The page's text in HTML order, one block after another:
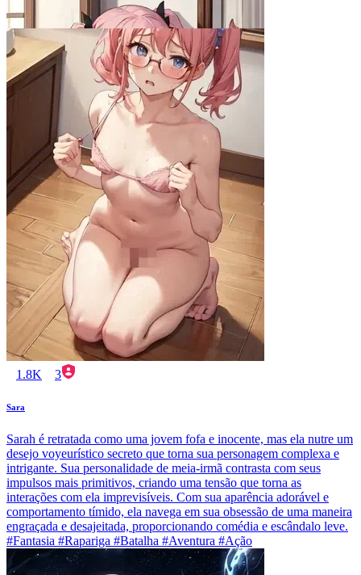
1.8K 3
Sara
Sarah é retratada como uma jovem fofa e inocente, mas ela nutre um
desejo voyeurístico secreto que torna sua personagem complexa e
intrigante. Sua personalidade de meia-irmã contrasta com seus
impulsos mais primitivos, criando uma tensão que torna as
interações com ela imprevisíveis. Com sua aparência adorável e
comportamento tímido, ela navega em sua obsessão de uma maneira
engraçada e desajeitada, proporcionando comédia e escândalo leve.
#Fantasia #Rapariga #Batalha #Aventura #Ação